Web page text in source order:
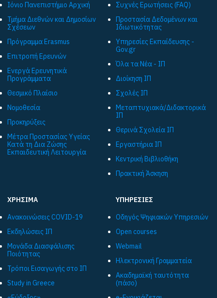
Ιόνιο Πανεπιστήμιο Αρχική
Τμήμα Διεθνών και Δημοσίων
Σχέσεων
Πρόγραμμα Εrasmus
Επιτροπή Ερευνών
Ενεργά Ερευνητικά
Προγράμματα
Θεσμικό Πλαίσιο
Νομοθεσία
Προκηρύξεις
Μέτρα Προστασίας Υγείας
Κατά τη Δια Ζώσης
Εκπαιδευτική Λειτουργία
Συχνές Ερωτήσεις (FAQ)
Προστασία Δεδομένων και
Ιδιωτικότητας
Υπηρεσίες Εκπαίδευσης -
Gov.gr
Όλα τα Νέα - ΙΠ
Διοίκηση ΙΠ
Σχολές ΙΠ
Μεταπτυχιακά/Διδακτορικά
ΙΠ
Θερινά Σχολεία ΙΠ
Εργαστήρια ΙΠ
Κεντρική Βιβλιοθήκη
Πρακτική Άσκηση
ΧΡΗΣΙΜΑ
Ανακοινώσεις COVID-19
Εκδηλώσεις ΙΠ
Μονάδα Διασφάλισης
Ποιότητας
Τρόποι Εισαγωγής στο ΙΠ
Study in Greece
ΥΠΗΡΕΣΙΕΣ
Οδηγός Ψηφιακών Υπηρεσιών
Open courses
Webmail
Ηλεκτρονική Γραμματεία
Ακαδημαϊκή ταυτότητα
(πάσο)